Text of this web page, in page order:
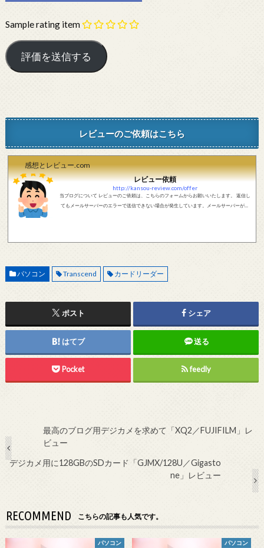
Sample rating item
レビューのご依頼はこちら
感想とレビュー.com
レビュー依頼
http://kansou-review.com/offer
当ブログについて レビューのご依頼は、こちらのフォームからお願いいたします。 返信し
てもメールサーバーのエラーで送信できない場合が発生しています。メールサーバーが正
パソコン Transcend カードリーダー
ポスト シェア
はてブ 送る
Pocket feedly
最高のブログ用デジカメを求めて「XQ2／FUJIFILM」レ
ビュー
デジカメ用に128GBのSDカード「GJMX/128U／Gigasto
ne」レビュー
RECOMMEND こちらの記事も人気です。
パソコン パソコン